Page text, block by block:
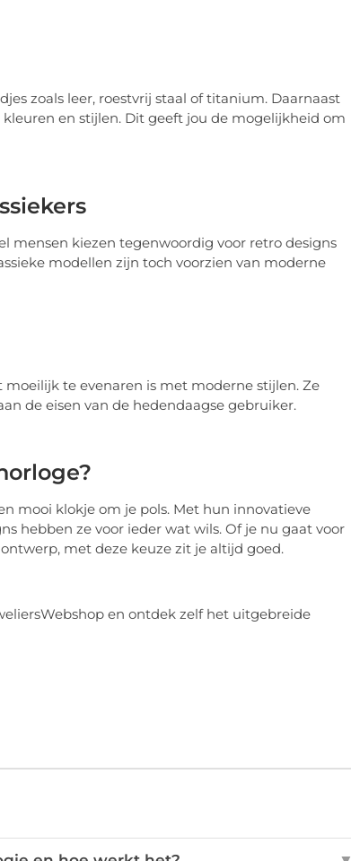
zoals leer, roestvrij staal of titanium. Daarnaast
en stijlen. Dit geeft jou de mogelijkheid om
mensen kiezen tegenwoordig voor retro designs
modellen zijn toch voorzien van moderne
te evenaren is met moderne stijlen. Ze
de eisen van de hedendaagse gebruiker.
mooi klokje om je pols. Met hun innovatieve
hebben ze voor ieder wat wils. Of je nu gaat voor
met deze keuze zit je altijd goed.
en ontdek zelf het uitgebreide